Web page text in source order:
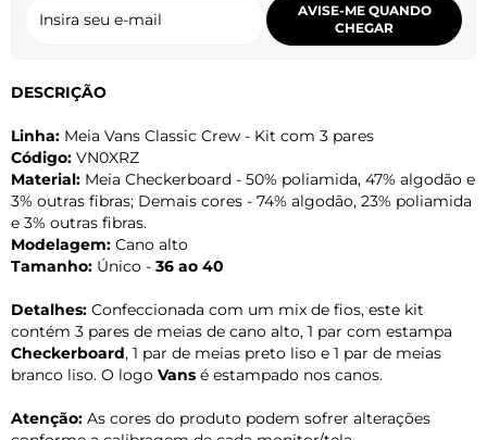
AVISE-ME QUANDO
CHEGAR
DESCRIÇÃO
Linha: Meia Vans Classic Crew - Kit com 3 pares
Código: VN0XRZ
Material: Meia Checkerboard - 50% poliamida, 47% algodão e
3% outras fibras; Demais cores - 74% algodão, 23% poliamida
e 3% outras fibras.
Modelagem: Cano alto
Tamanho: Único - 36 ao 40
Detalhes: Confeccionada com um mix de fios, este kit
contém 3 pares de meias de cano alto, 1 par com estampa
Checkerboard, 1 par de meias preto liso e 1 par de meias
branco liso. O logo Vans é estampado nos canos.
Atenção: As cores do produto podem sofrer alterações